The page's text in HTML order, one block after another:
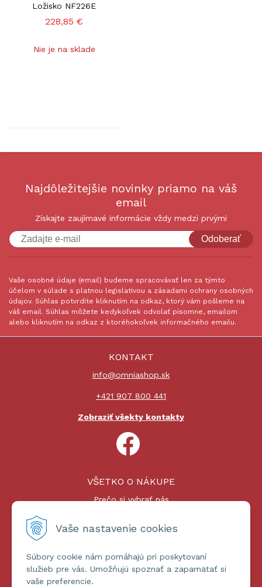
Vaše nastavenie cookies
Súbory cookie nám pomáhajú pri poskytovaní
služieb pre vás. Umožňujú spoznať a zapamätať si
vaše preferencie.
Ložisko NF226E
228,85 €
Nie je na sklade
Najdôležitejšie novinky priamo na váš
email
Získajte zaujímavé informácie vždy medzi prvými
Odoberať
Vaše osobné údaje (email) budeme spracovávať len za týmto
účelom v súlade s platnou legislatívou a zásadami ochrany osobných
údajov. Súhlas potvrdíte kliknutím na odkaz, ktorý vám pošleme na
váš email. Súhlas môžete kedykoľvek odvolať písomne, emailom
alebo kliknutím na odkaz z ktoréhokoľvek informačného emailu.
KONTAKT
info@omniashop.sk
+421 907 800 441
Zobraziť všekty kontakty
VŠETKO O NÁKUPE
Prečo si vybrať nás
Platby a doprava
ĎALŠIE INFORMÁCIE